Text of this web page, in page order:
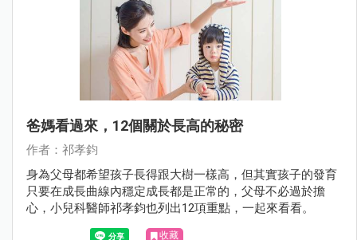
爸媽看過來，12個關於長高的秘密
作者：祁孝鈞
身為父母都希望孩子長得跟大樹一樣高，但其實孩子的發育
只要在成長曲線內穩定成長都是正常的，父母不必過於擔
心，小兒科醫師祁孝鈞也列出12項重點，一起來看看。
收藏